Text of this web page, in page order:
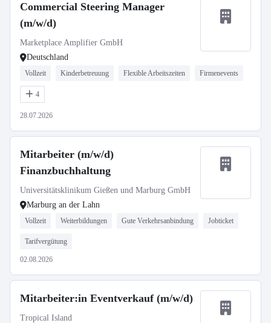
Commercial Steering Manager
(m/w/d)
Marketplace Amplifier GmbH
Deutschland
Vollzeit Kinderbetreuung Flexible Arbeitszeiten Firmenevents
4
28.07.2026
Mitarbeiter (m/w/d)
Finanzbuchhaltung
Universitätsklinikum Gießen und Marburg GmbH
Marburg an der Lahn
Vollzeit Weiterbildungen Gute Verkehrsanbindung Jobticket
Tarifvergütung
02.08.2026
Mitarbeiter:in Eventverkauf (m/w/d)
Tropical Island